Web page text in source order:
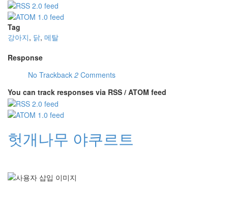
Tag
강아지, 닭, 메탈
Response
No Trackback 2 Comments
You can track responses via RSS / ATOM feed
헛개나무 야쿠르트